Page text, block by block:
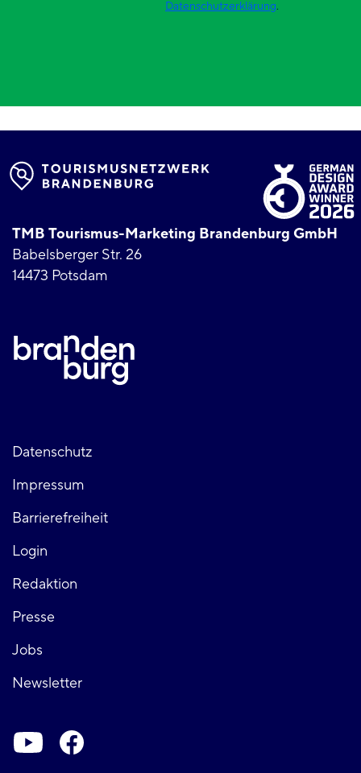
Datenschutzerklärung.
TMB Tourismus-Marketing Brandenburg GmbH
Babelsberger Str. 26
14473 Potsdam
Fußzeile
links
Datenschutz
Impressum
Barrierefreiheit
Login
Fußzeile
rechts
Redaktion
Presse
Jobs
Newsletter
Soziale-